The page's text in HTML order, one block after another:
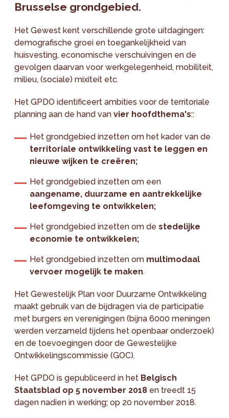
Brusselse grondgebied.
Het Gewest kent verschillende grote uitdagingen:
demografische groei en toegankelijkheid van
huisvesting, economische verschuivingen en de
gevolgen daarvan voor werkgelegenheid, mobiliteit,
milieu, (sociale) mixiteit etc.
Het GPDO identificeert ambities voor de territoriale
planning aan de hand vanvier hoofdthema's::
Het grondgebied inzetten om het kader van de
territoriale ontwikkeling vast te leggen en
nieuwe wijken te creëren;
Het grondgebied inzetten om een
aangename, duurzame en aantrekkelijke
leefomgeving te ontwikkelen;
Het grondgebied inzetten om destedelijke
economie te ontwikkelen;
Het grondgebied inzetten om multimodaal
vervoer mogelijk te maken.
Het Gewestelijk Plan voor Duurzame Ontwikkeling
maakt gebruik van de bijdragen via de participatie
met burgers en verenigingen (bijna 6000 meningen
werden verzameld tijdens het openbaar onderzoek)
en de toevoegingen door de Gewestelijke
Ontwikkelingscommissie (GOC).
Het GPDO is gepubliceerd in het Belgisch
Staatsblad op 5 november 2018 en treedt 15
dagen nadien in werking; op 20 november 2018.